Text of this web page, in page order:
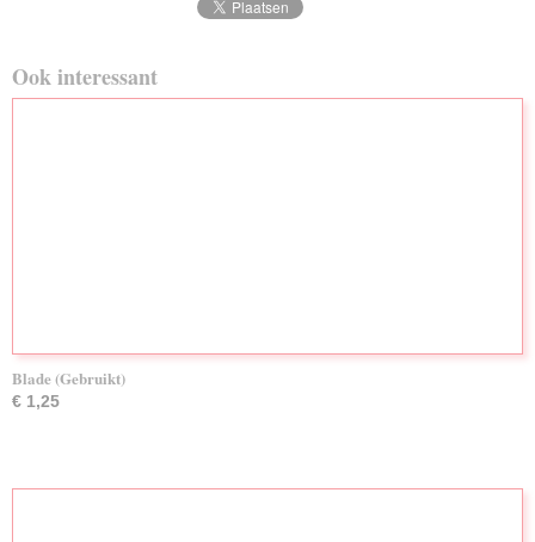
Ook interessant
Blade (Gebruikt)
€ 1,25